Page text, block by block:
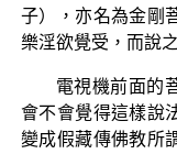
子），亦名為金剛
樂淫欲覺受，而說
電視機前面的
會不會覺得這樣說
變成假藏傳佛教所